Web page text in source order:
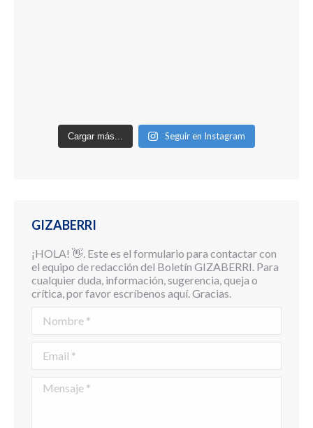
Cargar más... Seguir en Instagram
GIZABERRI
¡HOLA! 👋. Este es el formulario para contactar con
el equipo de redacción del Boletín GIZABERRI. Para
cualquier duda, información, sugerencia, queja o
crítica, por favor escríbenos aquí. Gracias.
Mensaje *